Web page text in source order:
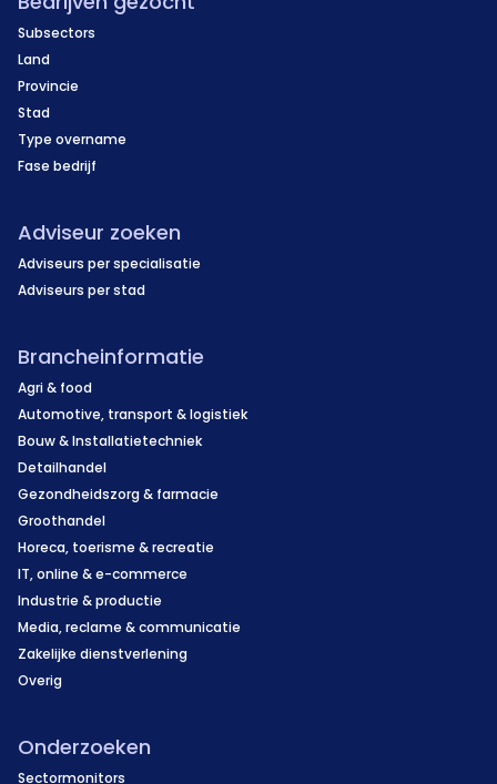
Subsectors
Land
Provincie
Stad
Type overname
Fase bedrijf
Adviseur zoeken
Adviseurs per specialisatie
Adviseurs per stad
Brancheinformatie
Agri & food
Automotive, transport & logistiek
Bouw & Installatietechniek
Detailhandel
Gezondheidszorg & farmacie
Groothandel
Horeca, toerisme & recreatie
IT, online & e-commerce
Industrie & productie
Media, reclame & communicatie
Zakelijke dienstverlening
Overig
Onderzoeken
Sectormonitors